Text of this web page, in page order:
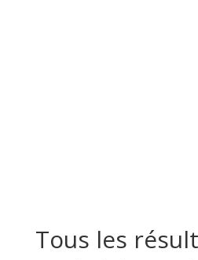
Tous les